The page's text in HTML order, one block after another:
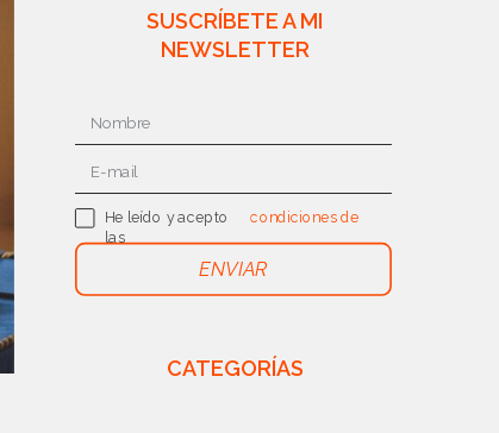
SUSCRÍBETE A MI
NEWSLETTER
ENVIAR
He leído y acepto
las
condiciones de
uso
CATEGORÍAS